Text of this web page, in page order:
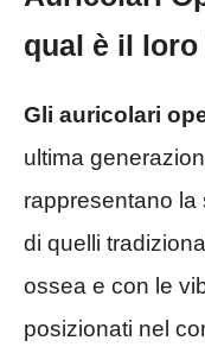
qual è il
Gli auricolari
ultima
rappresentano la
di quelli
ossea e con le
posizionati nel